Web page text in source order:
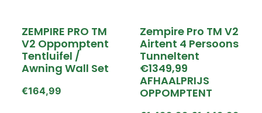
ZEMPIRE PRO TM
V2 Oppomptent
Tentluifel /
Awning Wall Set
€164,99
Zempire Pro TM V2
Airtent 4 Persoons
Tunneltent
€1349,99
AFHAALPRIJS
OPPOMPTENT